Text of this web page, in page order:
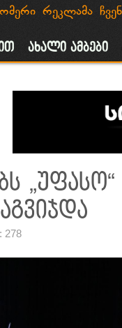
რეკლამა
ახალი ამბები
278